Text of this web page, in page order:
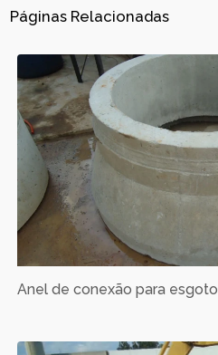
Páginas Relacionadas
Anel de conexão para esgoto